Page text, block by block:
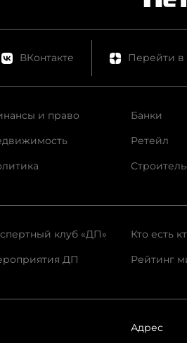
ВКонтакте Перейти в
и право
Банки
Ретейл
клуб «ДП»
ДП
Кто есть
Рейтинг
Адрес